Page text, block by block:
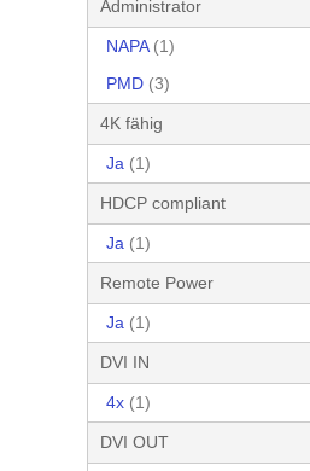
Administrator
NAPA (1)
PMD (3)
4K fähig
Ja (1)
HDCP compliant
Ja (1)
Remote Power
Ja (1)
DVI IN
4x (1)
DVI OUT